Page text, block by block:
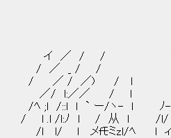
イ ／ / /
/ ／ _ / / ﾍ
/ ／ / ／) / l
／/ l:／／ / l
/ﾍ ;l /::l l ` ー/ヽ-
/ l .l /l:ﾉ l / 从 l
/l l/ l メfﾓミzl/ﾍ l